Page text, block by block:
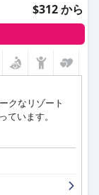
$312 から
クなリゾート
います。